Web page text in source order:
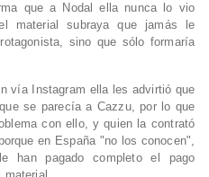
que a Nodal ella nunca lo vio
material subraya que jamás le
sino que sólo formaría
vía Instagram ella les advirtió que
se parecía a Cazzu, por lo que
con ello, y quien la contrató
en España "no los conocen",
han pagado completo el pago